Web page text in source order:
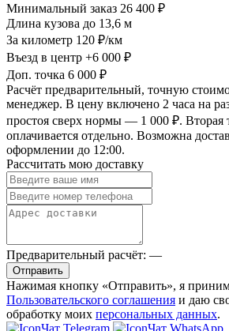
Минимальный заказ 26 400 ₽
Длина кузова до 13,6 м
За километр 120 ₽/км
Въезд в центр +6 000 ₽
Доп. точка 6 000 ₽
Расчёт предварительный, точную
менеджер. В цену включено 2 часа на
простоя сверх нормы — 1 000 ₽. Вторая
оплачивается отдельно. Возможна
оформлении до 12:00.
Рассчитать мою доставку
Предварительный расчёт: —
Отправить
Нажимая кнопку «Отправить», я
Пользовательского соглашения и даю
обработку моих персональных данных.
Чат Telegram
Чат WhatsApp